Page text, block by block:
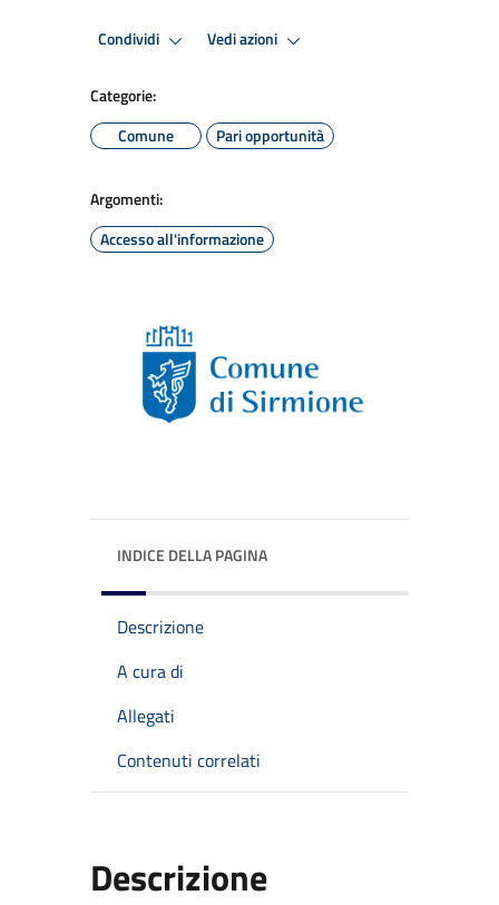
Condividi Vedi azioni
Categorie:
Comune
Pari opportunità
Argomenti:
Accesso all'informazione
INDICE DELLA PAGINA
Descrizione
A cura di
Allegati
Contenuti correlati
Descrizione